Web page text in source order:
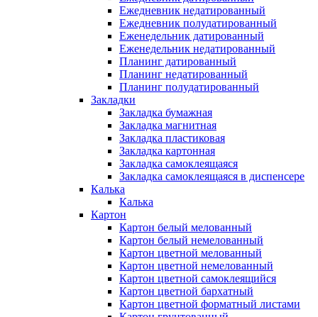
Ежедневник недатированный
Ежедневник полудатированный
Еженедельник датированный
Еженедельник недатированный
Планинг датированный
Планинг недатированный
Планинг полудатированный
Закладки
Закладка бумажная
Закладка магнитная
Закладка пластиковая
Закладка картонная
Закладка самоклеящаяся
Закладка самоклеящаяся в диспенсере
Калька
Калька
Картон
Картон белый мелованный
Картон белый немелованный
Картон цветной мелованный
Картон цветной немелованный
Картон цветной самоклеящийся
Картон цветной бархатный
Картон цветной форматный листами